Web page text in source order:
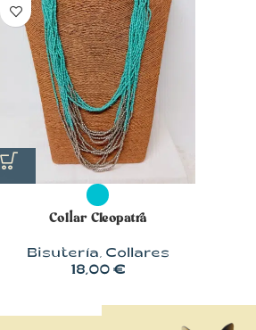
Collar Cleopatra
Bisutería, Collares
18,00 €